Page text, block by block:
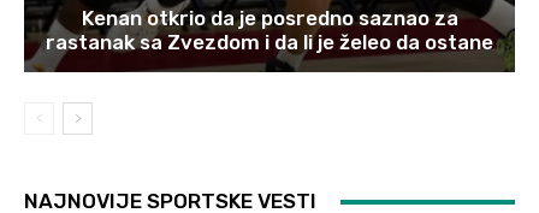
Kenan otkrio da je posredno saznao za
rastanak sa Zvezdom i da li je želeo da ostane
NAJNOVIJE SPORTSKE VESTI